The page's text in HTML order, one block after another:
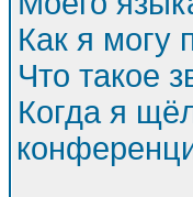
Как я могу
Что такое
Когда я